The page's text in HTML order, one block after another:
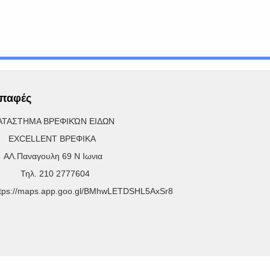
ΒΡΕΦΙΚΏΝ ΕΙΔΩΝ
ΒΡΕΦΙΚΑ
69 Ν Ιωνια
210 2777604
maps.app.goo.gl/BMhwLETDSHL5AxSr8